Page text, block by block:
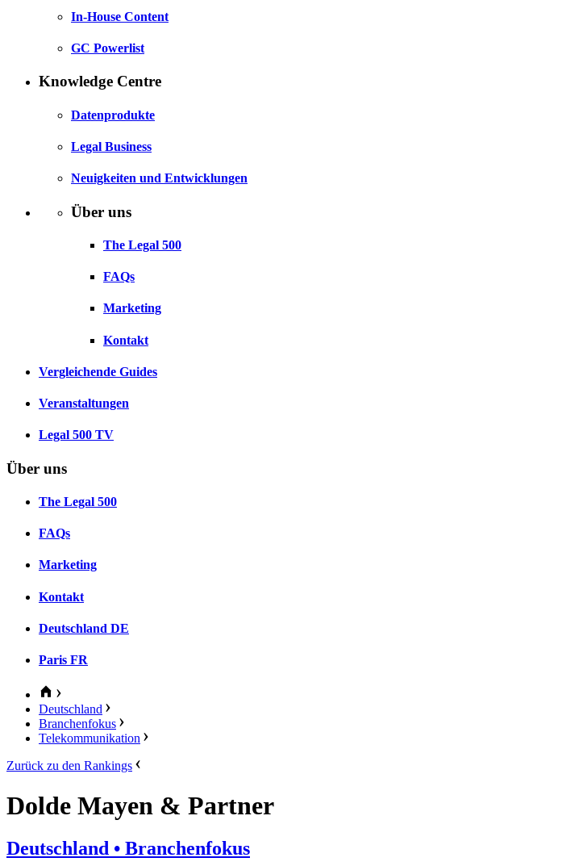
In-House Content
GC Powerlist
Knowledge Centre
Datenprodukte
Legal Business
Neuigkeiten und Entwicklungen
Über uns
The Legal 500
FAQs
Marketing
Kontakt
Vergleichende Guides
Veranstaltungen
Legal 500 TV
Über uns
The Legal 500
FAQs
Marketing
Kontakt
Deutschland DE
Paris FR
Deutschland
Branchenfokus
Telekommunikation
Zurück zu den Rankings
Dolde Mayen & Partner
Deutschland • Branchenfokus